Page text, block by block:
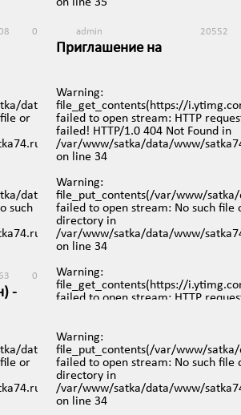
0 admin 20552
Приглашение на
data/www/satka74.ru/images/video/
or
protected/views/mobreporter/
data/www/satka74.ru/images/video/138-
such
protected/views/mobreporter/
0
-
Warning:
file_get_contents(https://
failed to open stream: HTTP
failed! HTTP/1.0 404 Not Found in
/var/www/satka/data/www/
on line 34
Warning:
file_put_contents(/var/www/
failed to open stream: No such file
directory in
/var/www/satka/data/www/
on line 34
Warning:
file_get_contents(https://
failed to open stream: HTTP
on line35
Warning :
file_put_contents(/var/www/
2.jpg): failed to open stream: No
file or directory in
data/www/satka74.ru/images/video/
or
protected/views/mobreporter/
Warning:
file_put_contents(/var/www/
failed to open stream: No such file
directory in
/var/www/satka/data/www/
on line 34